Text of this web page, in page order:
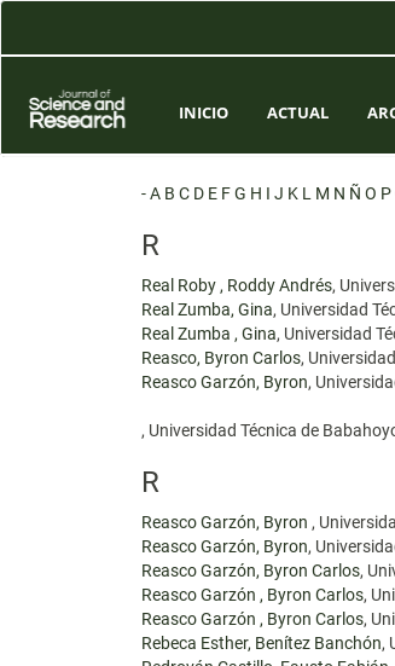
Contenido
Barra
lateral
INICIO ACTUAL
-A B C D E FG H I J K L M N Ñ O P
R
Real Roby , Roddy Andrés,
Real Zumba, Gina, Universidad
Real Zumba , Gina, Universidad
Reasco, Byron Carlos,
Reasco Garzón, Byron,
, Universidad Técnica de
R
Reasco Garzón, Byron ,
Reasco Garzón, Byron,
Reasco Garzón, Byron Carlos,
Reasco Garzón , Byron Carlos,
Reasco Garzón , Byron Carlos,
Rebeca Esther, Benítez Banchón,